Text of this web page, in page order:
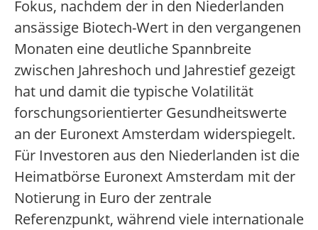
Fokus, nachdem der in den Niederlanden
ansässige Biotech-Wert in den vergangenen
Monaten eine deutliche Spannbreite
zwischen Jahreshoch und Jahrestief gezeigt
hat und damit die typische Volatilität
forschungsorientierter Gesundheitswerte
an der Euronext Amsterdam widerspiegelt.
Für Investoren aus den Niederlanden ist die
Heimatbörse Euronext Amsterdam mit der
Notierung in Euro der zentrale
Referenzpunkt, während viele internationale